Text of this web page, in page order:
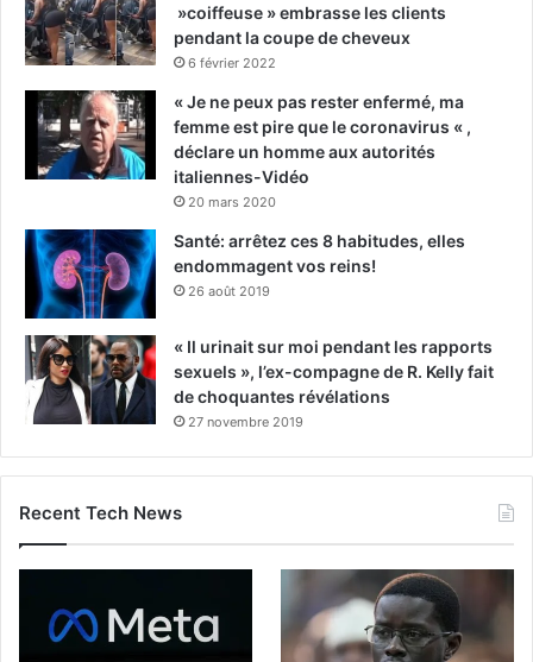
»coiffeuse » embrasse les clients
pendant la coupe de cheveux
6 février 2022
« Je ne peux pas rester enfermé, ma
femme est pire que le coronavirus « ,
déclare un homme aux autorités
italiennes-Vidéo
20 mars 2020
Santé: arrêtez ces 8 habitudes, elles
endommagent vos reins!
26 août 2019
« Il urinait sur moi pendant les rapports
sexuels », l’ex-compagne de R. Kelly fait
de choquantes révélations
27 novembre 2019
Recent Tech News